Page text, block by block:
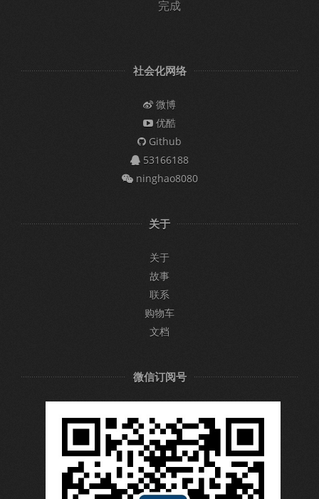
完成
社会化网络
微博
优酷
Github
53166188
ninghao8080
关于
关于
故事
联系
购物车
文档
微信订阅号